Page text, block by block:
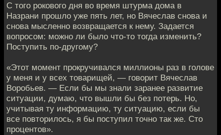
С того рокового дня во время штурма дома в
Назрани прошло уже пять лет, но Вячеслав снова и
снова мысленно возвращается к нему. Задается
вопросом: можно ли было что-то тогда изменить?
Поступить по-другому?
«Этот момент прокручивался миллионы раз в голове
у меня и у всех товарищей, — говорит Вячеслав
Воробьев. — Если бы мы знали заранее развитие
ситуации, думаю, что вышли бы без потерь. Но,
учитывая ту информацию, ту ситуацию, если бы
все повторилось, я бы поступил точно так же. Сто
процентов».